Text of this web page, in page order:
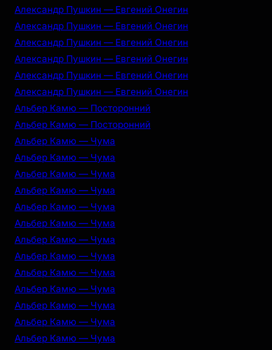
Александр Пушкин — Евгений Онегин
Александр Пушкин — Евгений Онегин
Александр Пушкин — Евгений Онегин
Александр Пушкин — Евгений Онегин
Александр Пушкин — Евгений Онегин
Александр Пушкин — Евгений Онегин
Альбер Камю — Посторонний
Альбер Камю — Посторонний
Альбер Камю — Чума
Альбер Камю — Чума
Альбер Камю — Чума
Альбер Камю — Чума
Альбер Камю — Чума
Альбер Камю — Чума
Альбер Камю — Чума
Альбер Камю — Чума
Альбер Камю — Чума
Альбер Камю — Чума
Альбер Камю — Чума
Альбер Камю — Чума
Альбер Камю — Чума